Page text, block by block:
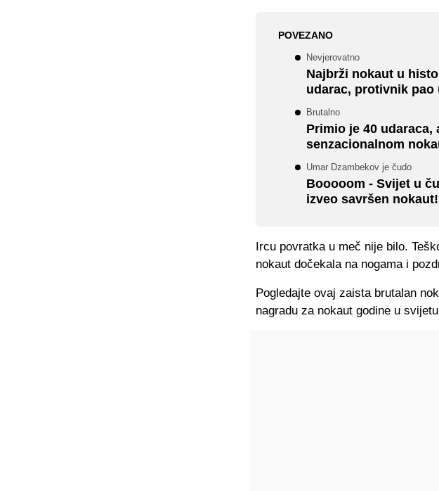
POVEZANO
Nevjerovatno
Najbrži nokaut u
udarac, protivnik pao
Brutalno
Primio je 40
senzacionalnom
Umar Dzambekov je čudo
Booooom - Svijet u
izveo savršen nokaut!
Ircu povratka u meč nije bilo.
nokaut dočekala na nogama i
Pogledajte ovaj zaista brutalan
nagradu za nokaut godine u